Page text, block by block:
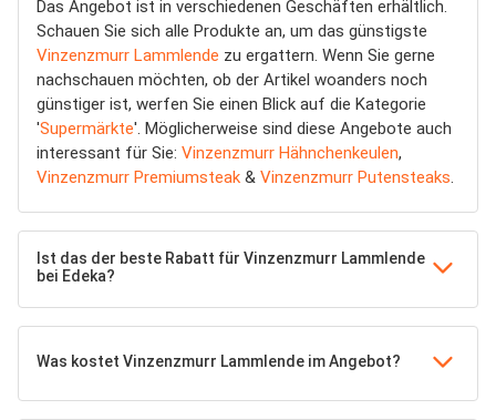
Das Angebot ist in verschiedenen Geschäften erhältlich.
Schauen Sie sich alle Produkte an, um das günstigste
Vinzenzmurr Lammlende zu ergattern. Wenn Sie gerne
nachschauen möchten, ob der Artikel woanders noch
günstiger ist, werfen Sie einen Blick auf die Kategorie
'Supermärkte'. Möglicherweise sind diese Angebote auch
interessant für Sie: Vinzenzmurr Hähnchenkeulen,
Vinzenzmurr Premiumsteak & Vinzenzmurr Putensteaks.
Ist das der beste Rabatt für Vinzenzmurr Lammlende
bei Edeka?
Was kostet Vinzenzmurr Lammlende im Angebot?